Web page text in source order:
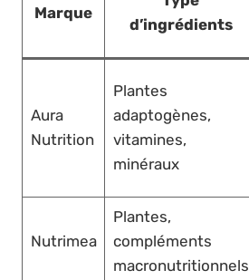
Marque
d’ingrédients
Aura
Nutrition
Plantes
adaptogènes,
vitamines,
minéraux
Nutrimea
Plantes,
compléments
macronutritionnels